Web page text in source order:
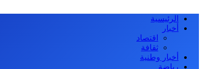
الرئيسية
أخبار
اقتصاد
ثقافة
أخبار وطنية
رياضة